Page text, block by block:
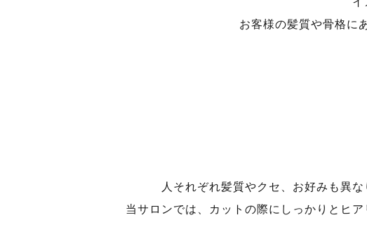
お客様の髪質や骨格に
人それぞれ髪質やクセ、お好みも異
当サロンでは、カットの際にしっかりとヒ